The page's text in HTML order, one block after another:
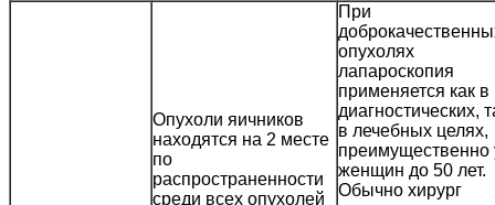
Опухоли яичников
находятся на 2 месте
по
распространенности
среди всех опухолей
При
опухолях
лапароскопия
применяется как в
диагностических,
в лечебных целях,
преимущественно
женщин до 50 лет.
Обычно хирург